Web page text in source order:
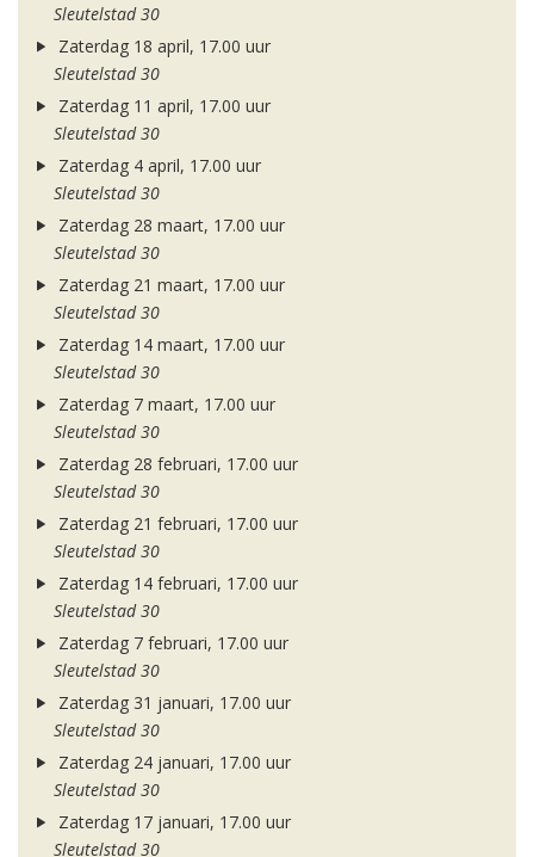
Sleutelstad 30
Zaterdag 18 april, 17.00 uur
Sleutelstad 30
Zaterdag 11 april, 17.00 uur
Sleutelstad 30
Zaterdag 4 april, 17.00 uur
Sleutelstad 30
Zaterdag 28 maart, 17.00 uur
Sleutelstad 30
Zaterdag 21 maart, 17.00 uur
Sleutelstad 30
Zaterdag 14 maart, 17.00 uur
Sleutelstad 30
Zaterdag 7 maart, 17.00 uur
Sleutelstad 30
Zaterdag 28 februari, 17.00 uur
Sleutelstad 30
Zaterdag 21 februari, 17.00 uur
Sleutelstad 30
Zaterdag 14 februari, 17.00 uur
Sleutelstad 30
Zaterdag 7 februari, 17.00 uur
Sleutelstad 30
Zaterdag 31 januari, 17.00 uur
Sleutelstad 30
Zaterdag 24 januari, 17.00 uur
Sleutelstad 30
Zaterdag 17 januari, 17.00 uur
Sleutelstad 30